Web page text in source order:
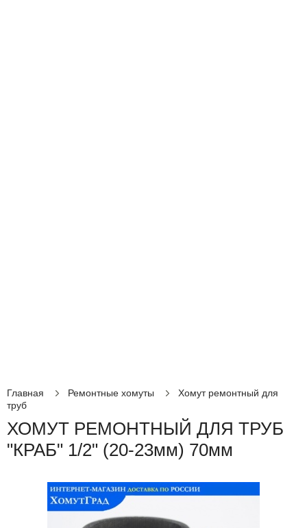
Главная Ремонтные хомуты
Хомут ремонтный для
труб
ХОМУТ РЕМОНТНЫЙ ДЛЯ ТРУБ
"КРАБ" 1/2" (20-23мм) 70мм